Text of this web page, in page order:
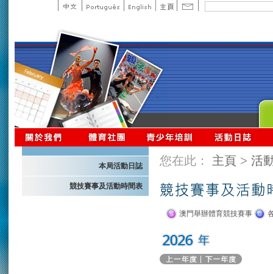
本局活動日誌
競技賽事及活動時間表
您在此： 主頁 > 活
澳門舉辦體育競技賽事